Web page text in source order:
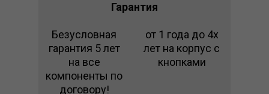
Гарантия
Безусловная
гарантия 5 лет
на все
компоненты по
договору!
от 1 года до 4х
лет на корпус с
кнопками